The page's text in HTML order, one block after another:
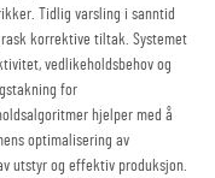
Tidlig varsling i sanntid
korrektive tiltak. Systemet
vedlikeholdsbehov og
for
hjelper med å
optimalisering av
utstyr og effektiv produksjon.